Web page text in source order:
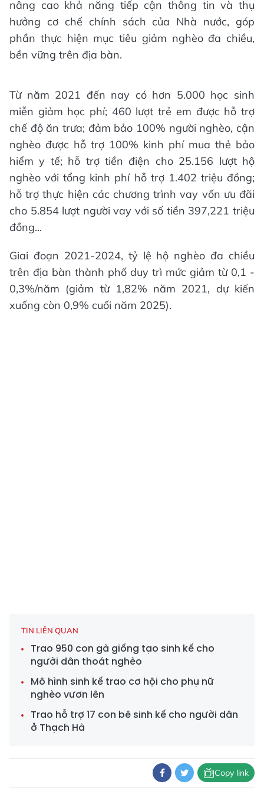
nâng cao khả năng tiếp cận thông tin và thụ
hưởng cơ chế chính sách của Nhà nước, góp
phần thực hiện mục tiêu giảm nghèo đa chiều,
bền vững trên địa bàn.
Từ năm 2021 đến nay có hơn 5.000 học sinh
miễn giảm học phí; 460 lượt trẻ em được hỗ trợ
chế độ ăn trưa; đảm bảo 100% người nghèo, cận
nghèo được hỗ trợ 100% kinh phí mua thẻ bảo
hiểm y tế; hỗ trợ tiền điện cho 25.156 lượt hộ
nghèo với tổng kinh phí hỗ trợ 1.402 triệu đồng;
hỗ trợ thực hiện các chương trình vay vốn ưu đãi
cho 5.854 lượt người vay với số tiền 397,221 triệu
đồng...
Giai đoạn 2021-2024, tỷ lệ hộ nghèo đa chiều
trên địa bàn thành phố duy trì mức giảm từ 0,1 -
0,3%/năm (giảm từ 1,82% năm 2021, dự kiến
xuống còn 0,9% cuối năm 2025).
TIN LIÊN QUAN
Trao 950 con gà giống tạo sinh kế cho
người dân thoát nghèo
Mô hình sinh kế trao cơ hội cho phụ nữ
nghèo vươn lên
Trao hỗ trợ 17 con bê sinh kế cho người dân
ở Thạch Hà
Copy link